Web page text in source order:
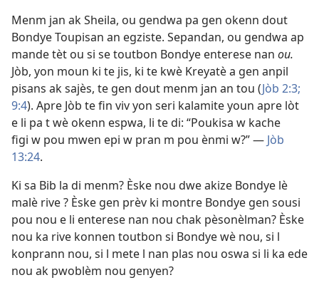
Menm jan ak Sheila, ou gendwa pa gen okenn dout
Bondye Toupisan an egziste. Sepandan, ou gendwa ap
mande tèt ou si se toutbon Bondye enterese nan ou.
Jòb, yon moun ki te jis, ki te kwè Kreyatè a gen anpil
pisans ak sajès, te gen dout menm jan an tou (Jòb 2:3;
9:4). Apre Jòb te fin viv yon seri kalamite youn apre lòt
e li pa t wè okenn espwa, li te di: “Poukisa w kache
figi w pou mwen epi w pran m pou ènmi w?” — Jòb
13:24.
Ki sa Bib la di menm? Èske nou dwe akize Bondye lè
malè rive ? Èske gen prèv ki montre Bondye gen sousi
pou nou e li enterese nan nou chak pèsonèlman? Èske
nou ka rive konnen toutbon si Bondye wè nou, si l
konprann nou, si l mete l nan plas nou oswa si li ka ede
nou ak pwoblèm nou genyen?